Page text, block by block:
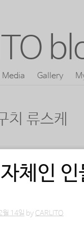
Media Gallery
치 류스케
이션체인
14일 by CARLITO